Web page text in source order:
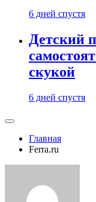
6 дней спустя
Детский
скукой
6 дней спустя
Главная
Ferra.ru